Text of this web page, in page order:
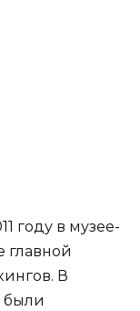
году в музее-
главной
В
были